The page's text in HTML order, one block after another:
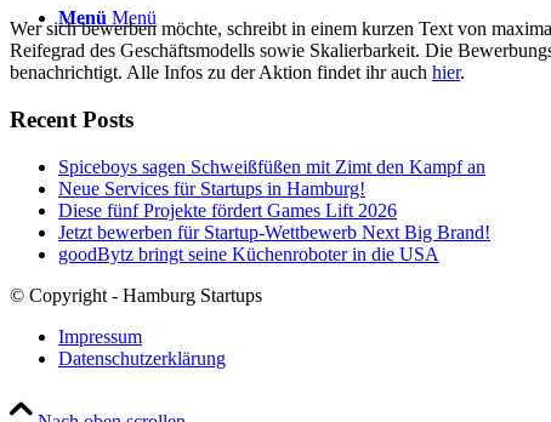
Menü Menü
Wer sich bewerben möchte, schreibt in einem kurzen Text von
Reifegrad des Geschäftsmodells sowie Skalierbarkeit. Die
benachrichtigt. Alle Infos zu der Aktion findet ihr auch hier.
Recent Posts
Spiceboys sagen Schweißfüßen mit Zimt den Kampf an
Neue Services für Startups in Hamburg!
Diese fünf Projekte fördert Games Lift 2026
Jetzt bewerben für Startup-Wettbewerb Next Big Brand!
goodBytz bringt seine Küchenroboter in die USA
© Copyright - Hamburg Startups
Impressum
Datenschutzerklärung